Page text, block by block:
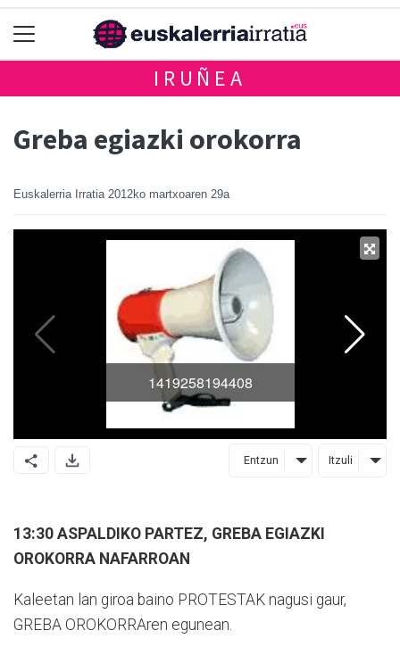
IRUÑEA
Greba egiazki orokorra
Euskalerria Irratia 2012ko martxoaren 29a
Entzun Itzuli
13:30 ASPALDIKO PARTEZ, GREBA EGIAZKI
OROKORRA NAFARROAN
Kaleetan lan giroa baino PROTESTAK nagusi gaur,
GREBA OROKORRAren egunean.